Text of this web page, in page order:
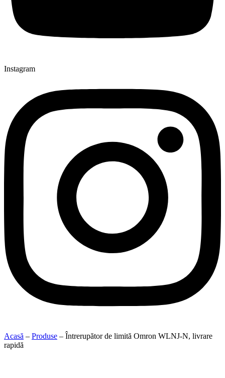
Instagram
Acasă – Produse – Întrerupător de limită Omron WLNJ-N, livrare
rapidă